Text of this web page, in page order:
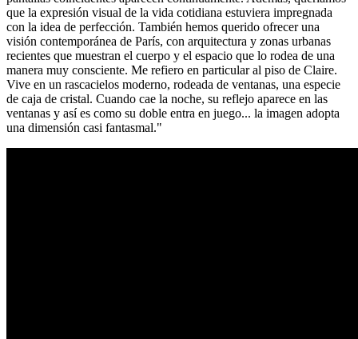
que la expresión visual de la vida cotidiana estuviera impregnada
con la idea de perfección. También hemos querido ofrecer una
visión contemporánea de París, con arquitectura y zonas urbanas
recientes que muestran el cuerpo y el espacio que lo rodea de una
manera muy consciente. Me refiero en particular al piso de Claire.
Vive en un rascacielos moderno, rodeada de ventanas, una especie
de caja de cristal. Cuando cae la noche, su reflejo aparece en las
ventanas y así es como su doble entra en juego... la imagen adopta
una dimensión casi fantasmal."